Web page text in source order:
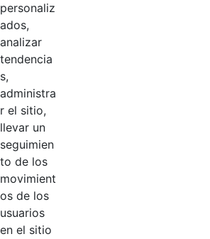
personaliz
ados,
analizar
tendencia
s,
administra
r el sitio,
llevar un
seguimien
to de los
movimient
os de los
usuarios
en el sitio